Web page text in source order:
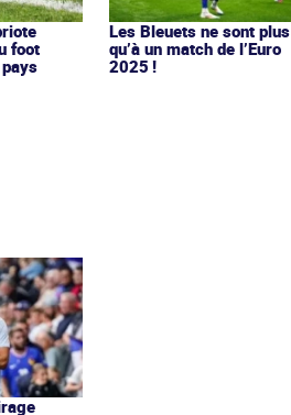
foot
Les Bleuets ne sont plus
qu’à un match de l’Euro
2025 !